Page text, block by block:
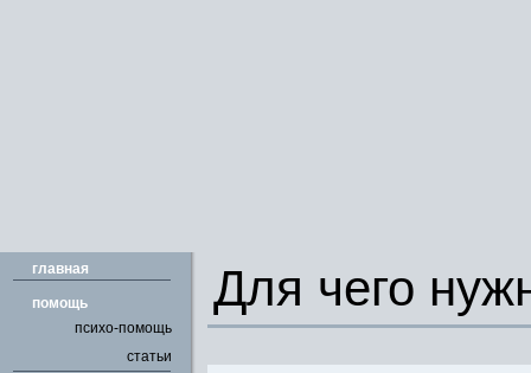
главная
помощь
психо-помощь
статьи
Для чего